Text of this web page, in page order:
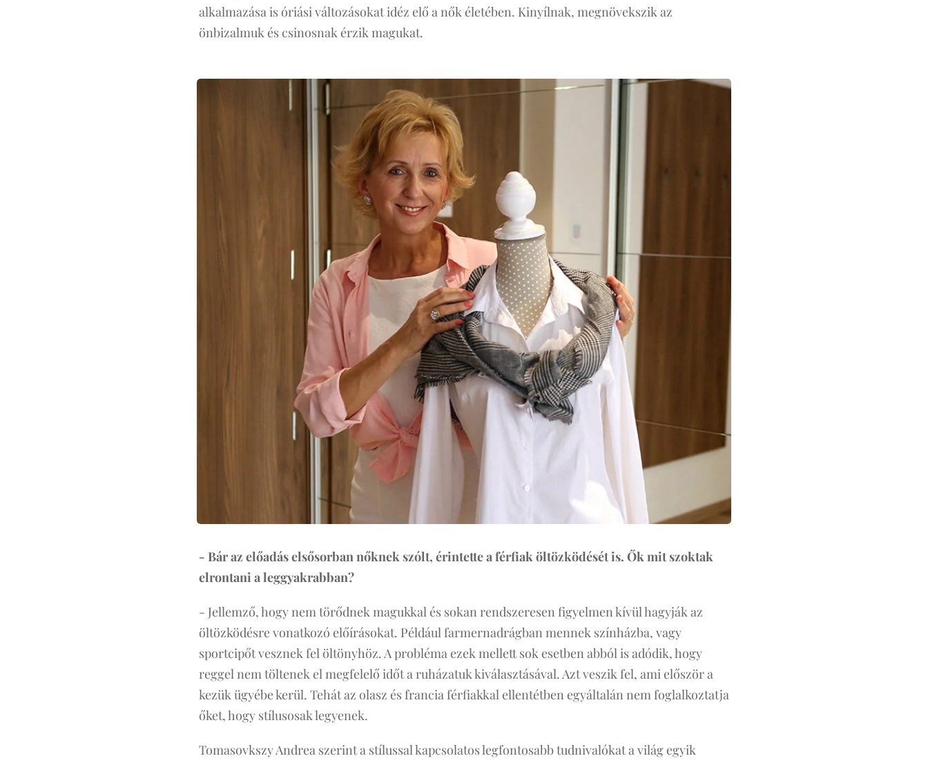
alkalmazása is óriási változásokat idéz elő a nők életében. Kinyílnak, megnövekszik az
önbizalmuk és csinosnak érzik magukat.
- Bár az előadás elsősorban nőknek szólt, érintette a férfiak öltözködését is. Ők mit szoktak
elrontani a leggyakrabban?
- Jellemző, hogy nem törődnek magukkal és sokan rendszeresen figyelmen kívül hagyják az
öltözködésre vonatkozó előírásokat. Például farmernadrágban mennek színházba, vagy
sportcipőt vesznek fel öltönyhöz. A probléma ezek mellett sok esetben abból is adódik, hogy
reggel nem töltenek el megfelelő időt a ruházatuk kiválasztásával. Azt veszik fel, ami először a
kezük ügyébe kerül. Tehát az olasz és francia férfiakkal ellentétben egyáltalán nem foglalkoztatja
őket, hogy stílusosak legyenek.
Tomasovkszy Andrea szerint a stílussal kapcsolatos legfontosabb tudnivalókat a világ egyik